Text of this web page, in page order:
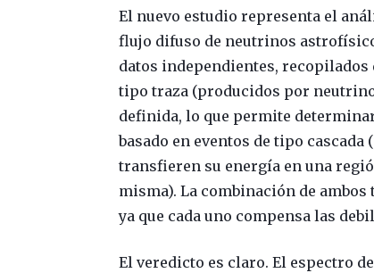
El nuevo estudio representa el
flujo difuso de neutrinos
datos independientes, recopilados
tipo traza (producidos por
definida, lo que permite
basado en eventos de tipo
transfieren su energía en una
misma). La combinación de
ya que cada uno compensa las
El veredicto es claro. El espectro